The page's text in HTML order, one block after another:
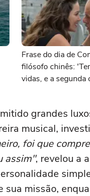
Frase do dia de
filósofo chinês:
vidas, e a segunda
grandes
musical,
foi que
assim", revelou a
sua missão,